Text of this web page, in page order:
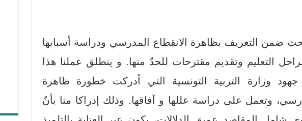
ضمن التعريف بظاهرة الانقطاع المدرسي ودراسة أسبابها
التعليم وتقديم مقترحات للحدّ منها. و ينطلق عملنا هذا
وزارة التربية التونسية التي أدركت خطورة ظاهرة
وتعمل على دراسة عللها و آفاقها. وذلك إدراكا منا بأنّ